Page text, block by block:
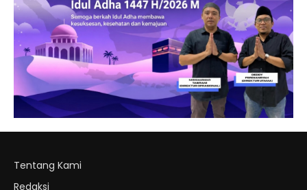
Tentang Kami
Redaksi